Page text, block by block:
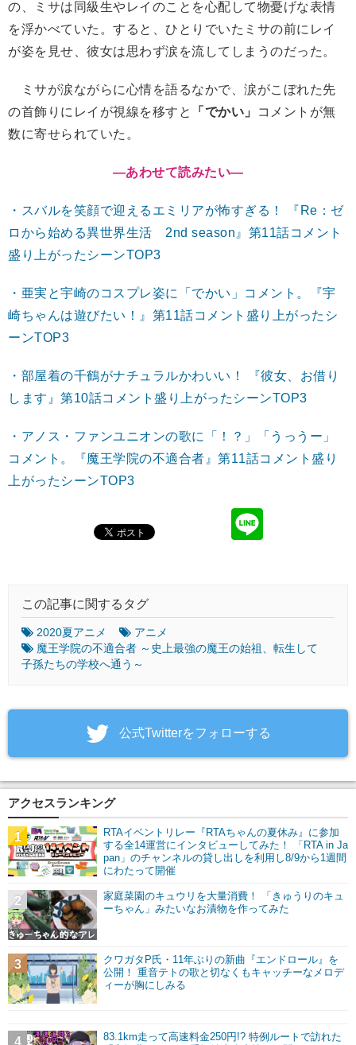
の、ミサは同級生やレイのことを心配して物憂げな表情
を浮かべていた。すると、ひとりでいたミサの前にレイ
が姿を見せ、彼女は思わず涙を流してしまうのだった。
ミサが涙ながらに心情を語るなかで、涙がこぼれた先
の首飾りにレイが視線を移すと
「でかい」
コメントが無
数に寄せられていた。
―あわせて読みたい―
・スバルを笑顔で迎えるエミリアが怖すぎる！ 『Re：ゼ
ロから始める異世界生活 2nd season』第11話コメント
盛り上がったシーンTOP3
・亜実と宇崎のコスプレ姿に「でかい」コメント。『宇
崎ちゃんは遊びたい！』第11話コメント盛り上がったシ
ーンTOP3
・部屋着の千鶴がナチュラルかわいい！ 『彼女、お借り
します』第10話コメント盛り上がったシーンTOP3
・アノス・ファンユニオンの歌に「！？」「うっうー」
コメント。『魔王学院の不適合者』第11話コメント盛り
上がったシーンTOP3
この記事に関するタグ
2020夏アニメ
アニメ
魔王学院の不適合者 ～史上最強の魔王の始祖、転生して
子孫たちの学校へ通う～
‎公式Twitterをフォローする
アクセスランキング
RTAイベントリレー『RTAちゃんの夏休み』に参加
する全14運営にインタビューしてみた！ 「RTA in Ja
pan」のチャンネルの貸し出しを利用し8/9から1週間
にわたって開催
1
家庭菜園のキュウリを大量消費！ 「きゅうりのキュ
ーちゃん」みたいなお漬物を作ってみた
2
クワガタP氏・11年ぶりの新曲『エンドロール』を
公開！ 重音テトの歌と切なくもキャッチーなメロデ
ィーが胸にしみる
3
83.1km走って高速料金250円!? 特例ルートで訪れた
4